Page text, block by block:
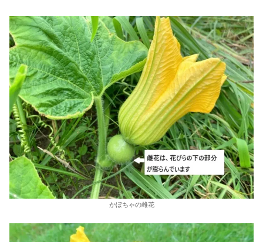
かぼちゃの雌花